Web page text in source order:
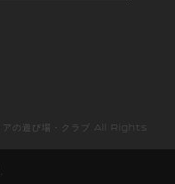
の遊び場・クラブ All Rights